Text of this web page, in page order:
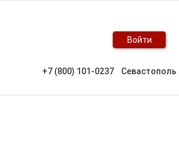
Войти
+7 (800) 101-0237 Севастополь